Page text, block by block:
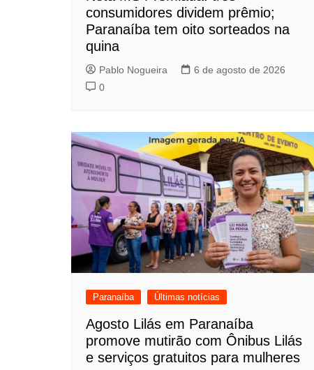
consumidores dividem prêmio;
Paranaíba tem oito sorteados na
quina
Pablo Nogueira
6 de agosto de 2026
0
Paranaíba Últimas notícias
Agosto Lilás em Paranaíba
promove mutirão com Ônibus Lilás
e serviços gratuitos para mulheres